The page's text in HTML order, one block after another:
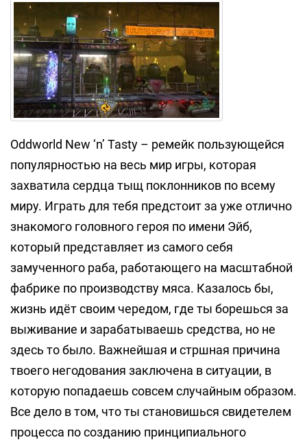
Oddworld New ‘n’ Tasty – ремейк пользующейся
популярностью на весь мир игры, которая
захватила сердца тыщ поклонников по всему
миру. Играть для тебя предстоит за уже отлично
знакомого головного героя по имени Эйб,
который представляет из самого себя
замученного раба, работающего на масштабной
фабрике по производству мяса. Казалось бы,
жизнь идёт своим чередом, где ты борешься за
выживание и зарабатываешь средства, но не
здесь то было. Важнейшая и стршная причина
твоего негодования заключена в ситуации, в
которую попадаешь совсем случайным образом.
Все дело в том, что ты становишься свидетелем
процесса по созданию принципиального